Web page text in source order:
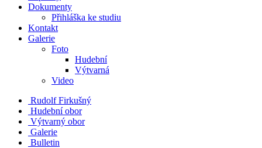
Dokumenty
Přihláška ke studiu
Kontakt
Galerie
Foto
Hudební
Výtvarná
Video
Rudolf Firkušný
Hudební obor
Výtvarný obor
Galerie
Bulletin